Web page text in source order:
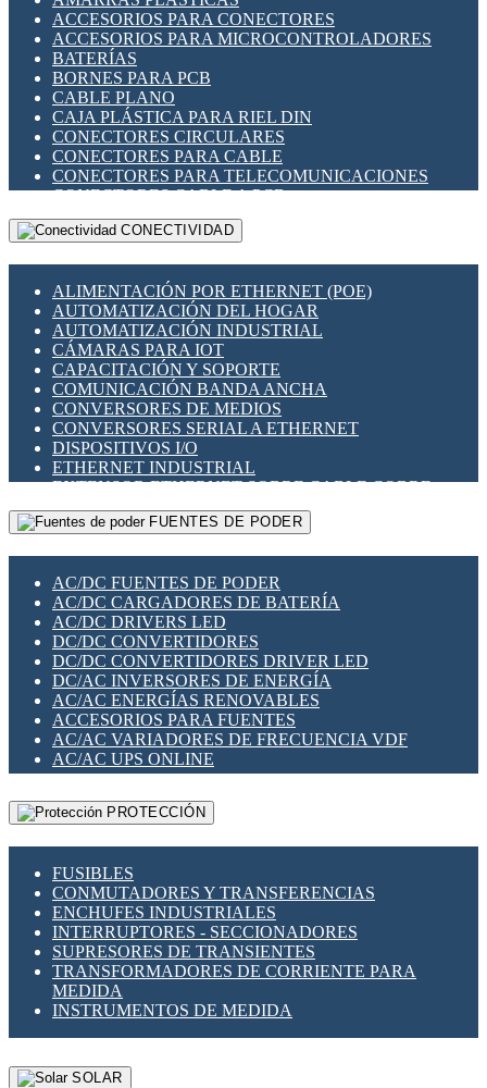
INDICADORES PARA PANEL
INTERFACES DE RELÉ
INTERRUPTORES FIN DE CARRERA
LLAVES CONMUTADORAS
MEDIDORES DE ENERGÍA Y TC'S DE CORRIENTE
MOTORES PASO A PASO
PANTALLAS HMI
PLC -CONTROLADORES LÓGICO PROGRAMABLES
PROGRAMADORES DE HORARIO
RELÉS DE PROTECCIÓN
SENSORES CAPACITIVOS
SENSORES INDUCTIVOS
TEMPORIZADORES
VARIACS
VARIADORES DE FRECUENCIA [VDF]
SECCIONADORES - INTERRUPTORES
MAQUINARIA
ACCESORIOS PARA CONECTORES
ACCESORIOS PARA MICROCONTROLADORES
BATERÍAS
BORNES PARA PCB
CABLE PLANO
CAJA PLÁSTICA PARA RIEL DIN
CONECTORES CIRCULARES
CONECTORES PARA CABLE
CONECTORES PARA TELECOMUNICACIONES
CONECTORES CABLE A PCB
CONECTORES PCB A CABLE
DIP SWITCHES
HERRAMIENTAS VARIAS
ILUMINACIÓN LED
INTERRUPTORES REED
INTERFACES DE RELÉ
OTROS RELÉS
PROTECCIÓN TÉRMICA
RELÉS AUTOMOTRICES
RELÉS DE SEÑAL
RELÉS DE ESTADO SÓLIDO SSR
RELÉS INDUSTRIALES
RELÉS MINIATURA DE POTENCIA
SENSORES MAGNÉTICOS
SWITCH Y MICROSWITCH
TARJETAS PI
UNIÓN Y DERIVACIÓN DE CABLE
CONECTIVIDAD
ALIMENTACIÓN POR ETHERNET (POE)
AUTOMATIZACIÓN DEL HOGAR
AUTOMATIZACIÓN INDUSTRIAL
CÁMARAS PARA IOT
CAPACITACIÓN Y SOPORTE
COMUNICACIÓN BANDA ANCHA
CONVERSORES DE MEDIOS
CONVERSORES SERIAL A ETHERNET
DISPOSITIVOS I/O
ETHERNET INDUSTRIAL
EXTENSOR ETHERNET SOBRE CABLE COBRE
GATEWAY LORAWAN
GESTIÓN DE REDES
PLACAS MODULARES IOT
SWITCHES Y REDES WIFI
SOLUCIONES IOT
SOLUCIONES LORAWAN
SOLUCIONES RED CELULAR
SEGURIDAD PARA REDES
SWITCHES LAN
TELEFONÍA IP (VOIP)
VIGILANCIA IP (CCTV)
MESHTASTIC
FUENTES DE PODER
AC/DC FUENTES DE PODER
AC/DC CARGADORES DE BATERÍA
AC/DC DRIVERS LED
DC/DC CONVERTIDORES
DC/DC CONVERTIDORES DRIVER LED
DC/AC INVERSORES DE ENERGÍA
AC/AC ENERGÍAS RENOVABLES
ACCESORIOS PARA FUENTES
AC/AC VARIADORES DE FRECUENCIA VDF
AC/AC UPS ONLINE
PROTECCIÓN
FUSIBLES
CONMUTADORES Y TRANSFERENCIAS
ENCHUFES INDUSTRIALES
INTERRUPTORES - SECCIONADORES
SUPRESORES DE TRANSIENTES
TRANSFORMADORES DE CORRIENTE PARA
MEDIDA
INSTRUMENTOS DE MEDIDA
SOLAR